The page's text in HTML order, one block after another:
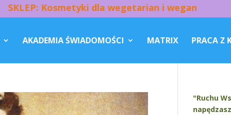
SKLEP: Kosmetyki dla wegetarian i wegan
AKADEMIA ŚWIADOMOŚCI MATRIX PRACA Z
"Ruchu